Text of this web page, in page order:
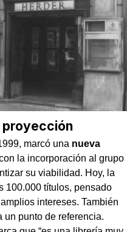
proyección
marcó una nueva
la incorporación al grupo
su viabilidad. Hoy, la
100.000 títulos, pensado
intereses. También
un punto de referencia.